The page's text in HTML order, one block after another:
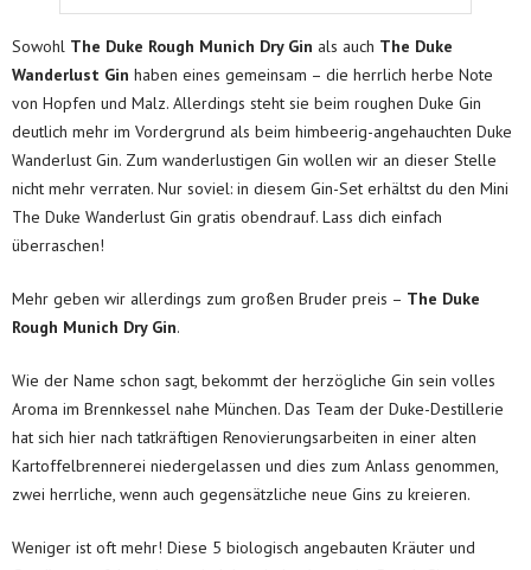
Sowohl The Duke Rough Munich Dry Gin als auch The Duke
Wanderlust Gin haben eines gemeinsam – die herrlich herbe Note
von Hopfen und Malz. Allerdings steht sie beim roughen Duke Gin
deutlich mehr im Vordergrund als beim himbeerig-angehauchten Duke
Wanderlust Gin. Zum wanderlustigen Gin wollen wir an dieser Stelle
nicht mehr verraten. Nur soviel: in diesem Gin-Set erhältst du den Mini
The Duke Wanderlust Gin gratis obendrauf. Lass dich einfach
überraschen!
Mehr geben wir allerdings zum großen Bruder preis – The Duke
Rough Munich Dry Gin.
Wie der Name schon sagt, bekommt der herzögliche Gin sein volles
Aroma im Brennkessel nahe München. Das Team der Duke-Destillerie
hat sich hier nach tatkräftigen Renovierungsarbeiten in einer alten
Kartoffelbrennerei niedergelassen und dies zum Anlass genommen,
zwei herrliche, wenn auch gegensätzliche neue Gins zu kreieren.
Weniger ist oft mehr! Diese 5 biologisch angebauten Kräuter und